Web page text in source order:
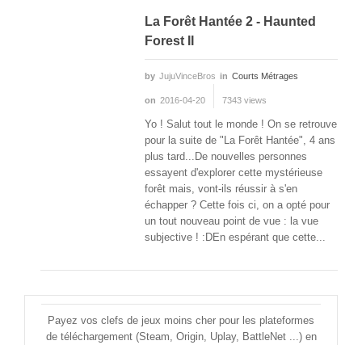
La Forêt Hantée 2 - Haunted
Forest II
by JujuVinceBros in Courts Métrages
on 2016-04-20 7343 views
Yo ! Salut tout le monde ! On se retrouve
pour la suite de "La Forêt Hantée", 4 ans
plus tard...De nouvelles personnes
essayent d'explorer cette mystérieuse
forêt mais, vont-ils réussir à s'en
échapper ? Cette fois ci, on a opté pour
un tout nouveau point de vue : la vue
subjective ! :DEn espérant que cette...
Payez vos clefs de jeux moins cher pour les plateformes
de téléchargement (Steam, Origin, Uplay, BattleNet ...) en